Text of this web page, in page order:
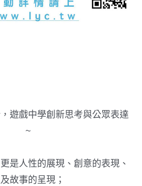
遊戲中學創新思考與公眾表達
~
是人性的展現、創意的表現、
故事的呈現；